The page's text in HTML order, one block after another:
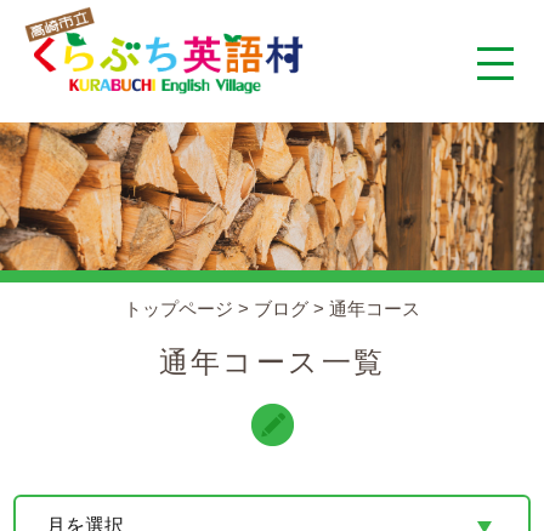
くらぶち英語村とは
コンセプト
トップページ > ブログ > 通年コース
通年コース一覧